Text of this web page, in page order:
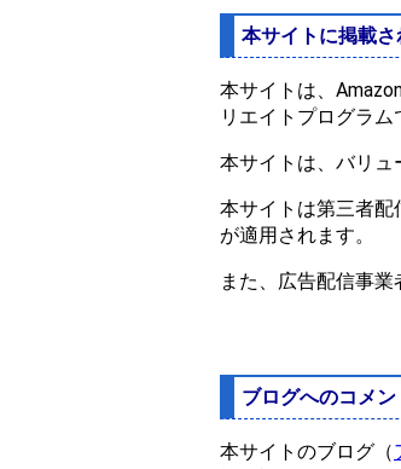
本サイトに掲載
本サイトは、
リエイトプログラム
本サイトは、バリュ
本サイトは第三者配
が適用されます。
また、広告配信事
ブログへのコメ
本サイトのブログ（